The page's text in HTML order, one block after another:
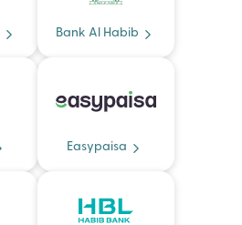
Bank Al Habib
Easypaisa